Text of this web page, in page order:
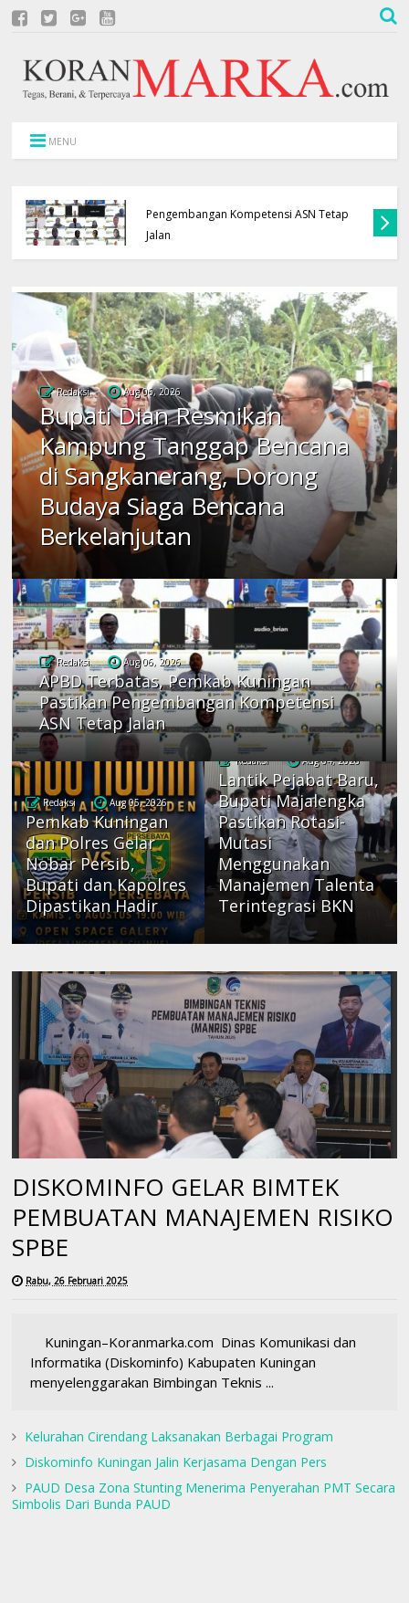
MENU
Pengembangan Kompetensi ASN Tetap
Jalan
Redaksi Aug 06, 2026
Bupati Dian Resmikan
Kampung Tanggap Bencana
di Sangkanerang, Dorong
Budaya Siaga Bencana
Berkelanjutan
Redaksi Aug 06, 2026
APBD Terbatas, Pemkab Kuningan
Pastikan Pengembangan Kompetensi
ASN Tetap Jalan
Redaksi Aug 05, 2026
Pemkab Kuningan
dan Polres Gelar
Nobar Persib,
Bupati dan Kapolres
Dipastikan Hadir
Redaksi Aug 04, 2026
Lantik Pejabat Baru,
Bupati Majalengka
Pastikan Rotasi-
Mutasi
Menggunakan
Manajemen Talenta
Terintegrasi BKN
DISKOMINFO GELAR BIMTEK
PEMBUATAN MANAJEMEN RISIKO
SPBE
Rabu, 26 Februari 2025
Kuningan–Koranmarka.com Dinas Komunikasi dan
Informatika (Diskominfo) Kabupaten Kuningan
menyelenggarakan Bimbingan Teknis ...
Kelurahan Cirendang Laksanakan Berbagai Program
Diskominfo Kuningan Jalin Kerjasama Dengan Pers
PAUD Desa Zona Stunting Menerima Penyerahan PMT Secara
Simbolis Dari Bunda PAUD